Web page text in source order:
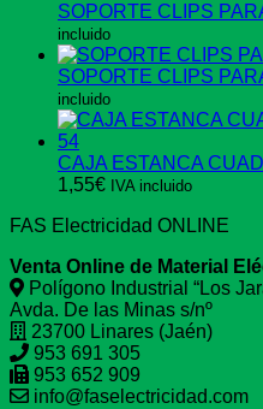
SOPORTE CLIPS
incluido
SOPORTE CLIPS
incluido
CAJA ESTANCA
1,55€ IVA incluido
FAS Electricidad ONLINE
Venta Online de Material
Polígono Industrial “Los
Avda. De las Minas s/nº
23700 Linares (Jaén)
953 691 305
953 652 909
info@faselectricidad.com